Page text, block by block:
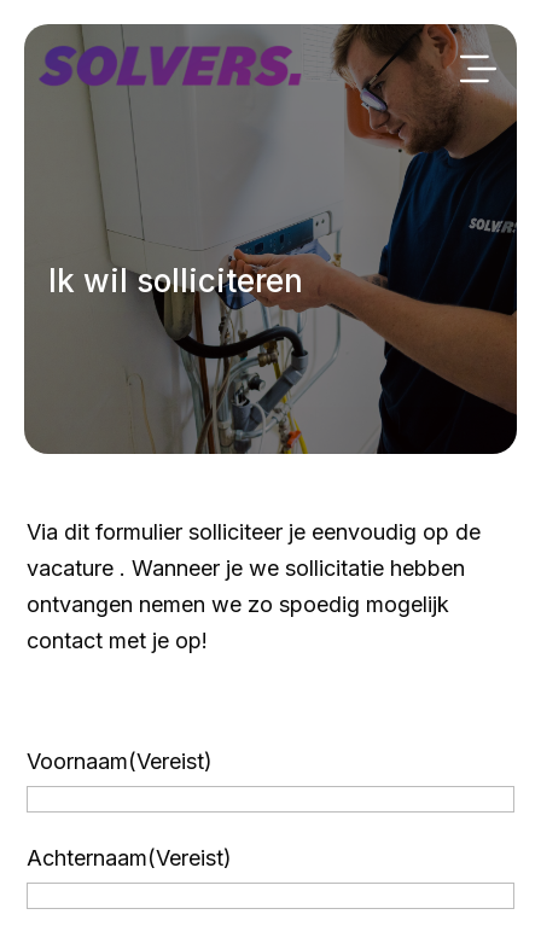
Ik wil solliciteren
Via dit formulier solliciteer je eenvoudig op de
vacature . Wanneer je we sollicitatie hebben
ontvangen nemen we zo spoedig mogelijk
contact met je op!
Voornaam(Vereist)
Achternaam(Vereist)